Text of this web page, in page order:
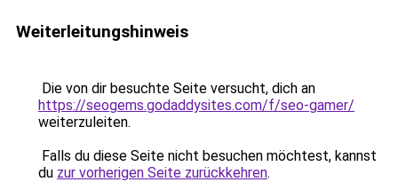
Weiterleitungshinweis
Die von dir besuchte Seite versucht, dich an
https://seogems.godaddysites.com/f/seo-gamer/
weiterzuleiten.
Falls du diese Seite nicht besuchen möchtest, kannst
du zur vorherigen Seite zurückkehren.